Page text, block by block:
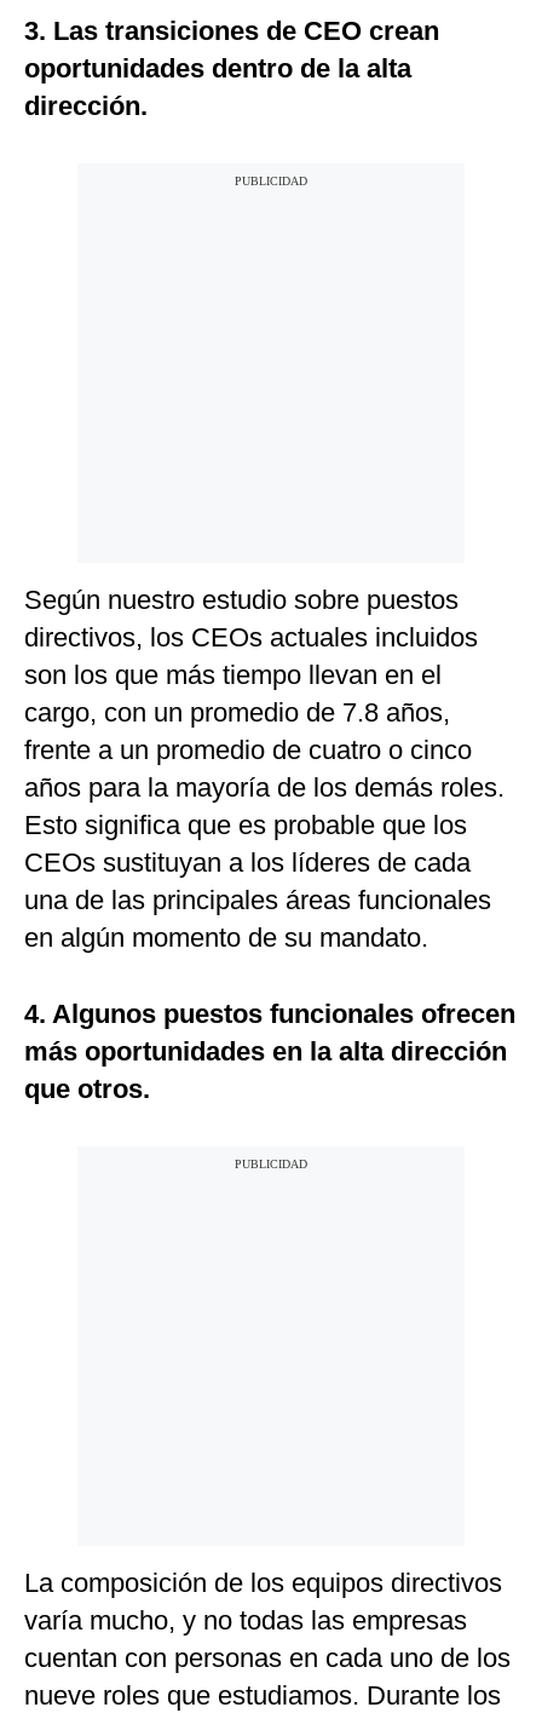
3. Las transiciones de CEO crean
oportunidades dentro de la alta
dirección.
Según nuestro estudio sobre puestos
directivos, los CEOs actuales incluidos
son los que más tiempo llevan en el
cargo, con un promedio de 7.8 años,
frente a un promedio de cuatro o cinco
años para la mayoría de los demás roles.
Esto significa que es probable que los
CEOs sustituyan a los líderes de cada
una de las principales áreas funcionales
en algún momento de su mandato.
4. Algunos puestos funcionales ofrecen
más oportunidades en la alta dirección
que otros.
La composición de los equipos directivos
varía mucho, y no todas las empresas
cuentan con personas en cada uno de los
nueve roles que estudiamos. Durante los